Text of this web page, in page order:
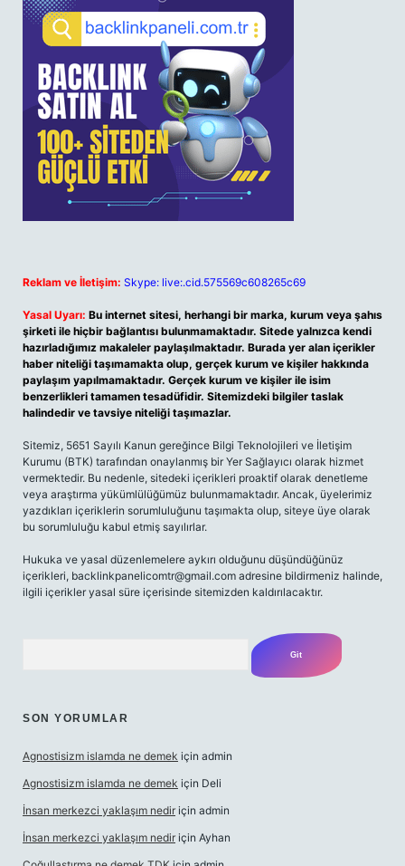
Reklam ve İletişim: Skype: live:.cid.575569c608265c69
Yasal Uyarı: Bu internet sitesi, herhangi bir marka, kurum veya şahıs
şirketi ile hiçbir bağlantısı bulunmamaktadır. Sitede yalnızca kendi
hazırladığımız makaleler paylaşılmaktadır. Burada yer alan içerikler
haber niteliği taşımamakta olup, gerçek kurum ve kişiler hakkında
paylaşım yapılmamaktadır. Gerçek kurum ve kişiler ile isim
benzerlikleri tamamen tesadüfidir. Sitemizdeki bilgiler taslak
halindedir ve tavsiye niteliği taşımazlar.
Sitemiz, 5651 Sayılı Kanun gereğince Bilgi Teknolojileri ve İletişim
Kurumu (BTK) tarafından onaylanmış bir Yer Sağlayıcı olarak hizmet
vermektedir. Bu nedenle, sitedeki içerikleri proaktif olarak denetleme
veya araştırma yükümlülüğümüz bulunmamaktadır. Ancak, üyelerimiz
yazdıkları içeriklerin sorumluluğunu taşımakta olup, siteye üye olarak
bu sorumluluğu kabul etmiş sayılırlar.
Hukuka ve yasal düzenlemelere aykırı olduğunu düşündüğünüz
içerikleri, backlinkpanelicomtr@gmail.com adresine bildirmeniz halinde,
ilgili içerikler yasal süre içerisinde sitemizden kaldırılacaktır.
SON YORUMLAR
Agnostisizm islamda ne demek için admin
Agnostisizm islamda ne demek için Deli
İnsan merkezci yaklaşım nedir için admin
İnsan merkezci yaklaşım nedir için Ayhan